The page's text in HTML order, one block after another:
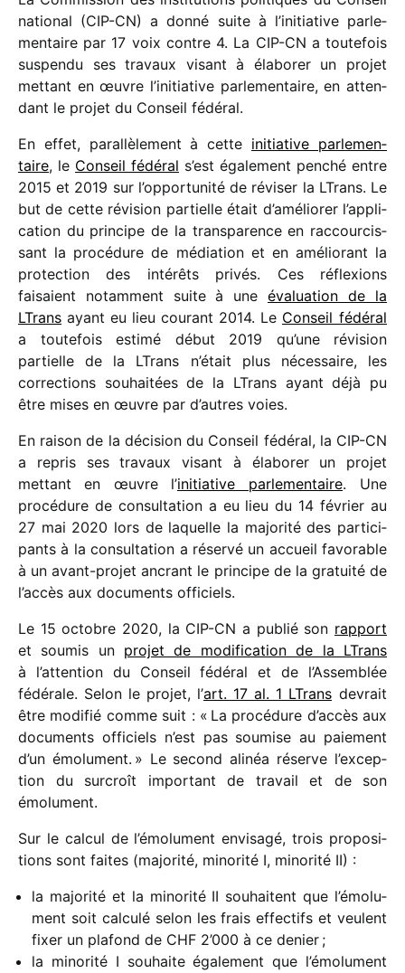
natio­nal (CIP-CN) a donné suite à l’ini­tia­tive parle­
men­taire par 17 voix contre 4. La CIP-CN a toute­fois
suspendu ses travaux visant à élabo­rer un projet
mettant en œuvre l’ini­tia­tive parle­men­taire, en atten­
dant le projet du Conseil fédéral.
En effet, paral­lè­le­ment à cette initia­tive parle­men­
taire, le Conseil fédé­ral s’est égale­ment penché entre
2015 et 2019 sur l’op­por­tu­nité de révi­ser la LTrans. Le
but de cette révi­sion partielle était d’amé­lio­rer l’ap­pli­
ca­tion du prin­cipe de la trans­pa­rence en raccour­cis­
sant la procé­dure de média­tion et en amélio­rant la
protec­tion des inté­rêts privés. Ces réflexions
faisaient notam­ment suite à une évalua­tion de la
LTrans ayant eu lieu courant 2014. Le Conseil fédé­ral
a toute­fois estimé début 2019 qu’une révi­sion
partielle de la LTrans n’était plus néces­saire, les
correc­tions souhai­tées de la LTrans ayant déjà pu
être mises en œuvre par d’autres voies.
En raison de la déci­sion du Conseil fédé­ral, la CIP-CN
a repris ses travaux visant à élabo­rer un projet
mettant en œuvre l’initia­tive parle­men­taire. Une
procé­dure de consul­ta­tion a eu lieu du 14 février au
27 mai 2020 lors de laquelle la majo­rité des parti­ci­
pants à la consul­ta­tion a réservé un accueil favo­rable
à un avant-projet ancrant le prin­cipe de la gratuité de
l’ac­cès aux docu­ments officiels.
Le 15 octobre 2020, la CIP-CN a publié son rapport
et soumis un projet de modi­fi­ca­tion de la LTrans
à l’at­ten­tion du Conseil fédé­ral et de l’Assemblée
fédé­rale. Selon le projet, l’art. 17 al. 1 LTrans devrait
être modi­fié comme suit : « La procé­dure d’ac­cès aux
docu­ments offi­ciels n’est pas soumise au paie­ment
d’un émolu­ment. » Le second alinéa réserve l’ex­cep­
tion du surcroît impor­tant de travail et de son
émolument.
Sur le calcul de l’émo­lu­ment envi­sagé, trois propo­si­
tions sont faites (majo­rité, mino­rité I, mino­rité II) :
la majo­rité et la mino­rité II souhaitent que l’émo­lu­
ment soit calculé selon les frais effec­tifs et veulent
fixer un plafond de CHF 2’000 à ce denier ;
la mino­rité I souhaite égale­ment que l’émo­lu­ment